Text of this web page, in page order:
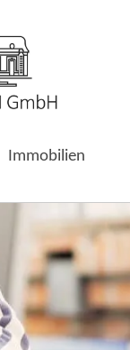
Immobilien